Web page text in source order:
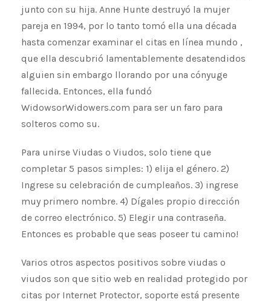
junto con su hija. Anne Hunte destruyó la mujer
pareja ​​en 1994, por lo tanto tomó ella una década
hasta comenzar examinar el citas en línea mundo ,
que ella descubrió lamentablemente desatendidos
alguien sin embargo llorando por una cónyuge
fallecida. Entonces, ella fundó
WidowsorWidowers.com para ser un faro para
solteros como su.
Para unirse Viudas o Viudos, solo tiene que
completar 5 pasos simples: 1) elija el género. 2)
Ingrese su celebración de cumpleaños. 3) ingrese
muy primero nombre. 4) Dígales propio dirección
de correo electrónico. 5) Elegir una contraseña.
Entonces es probable que seas poseer tu camino!
Varios otros aspectos positivos sobre viudas o
viudos son que sitio web en realidad protegido por
citas por Internet Protector, soporte está presente